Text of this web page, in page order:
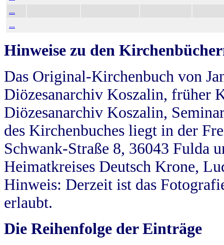
...
...
Hinweise zu den
Das Original-Kirchenbuch von
Diözesanarchiv Koszalin, früher
Diözesanarchiv Koszalin,
des Kirchenbuches liegt in der
Schwank-Straße 8, 36043 Fulda
Heimatkreises Deutsch Krone,
Hinweis: Derzeit ist das
erlaubt.
Die Reihenfolge der Einträge